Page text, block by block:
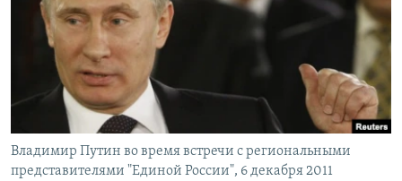
СОЦИАЛЬНЫЕ СЕТИ
Все сайты РСЕ/РС
Владимир Путин во время встречи с региональными
представителями "Единой России", 6 декабря 2011